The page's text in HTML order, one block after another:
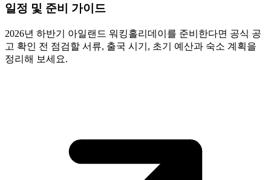
일정 및 준비 가이드
2026년 하반기 아일랜드 워킹홀리데이를 준비한다면 공식 공
고 확인 전 점검할 서류, 출국 시기, 초기 예산과 숙소 계획을
정리해 보세요.